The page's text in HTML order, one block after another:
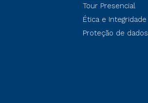
Tour Presencial
Ética e Integridade
Proteção de dados